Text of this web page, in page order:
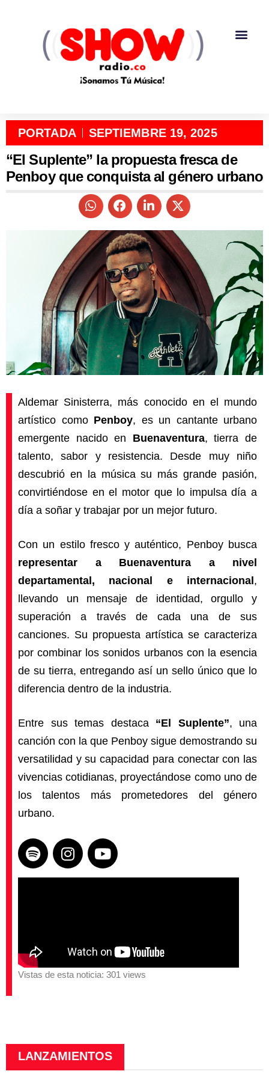
PORTADA SEPTIEMBRE 19, 2025
“El Suplente” la propuesta fresca de
Penboy que conquista al género urbano
Aldemar Sinisterra, más conocido en el mundo
artístico como Penboy, es un cantante urbano
emergente nacido en Buenaventura, tierra de
talento, sabor y resistencia. Desde muy niño
descubrió en la música su más grande pasión,
convirtiéndose en el motor que lo impulsa día a
día a soñar y trabajar por un mejor futuro.
Con un estilo fresco y auténtico, Penboy busca
representar a Buenaventura a nivel
departamental, nacional e internacional ,
llevando un mensaje de identidad, orgullo y
superación a través de cada una de sus
canciones. Su propuesta artística se caracteriza
por combinar los sonidos urbanos con la esencia
de su tierra, entregando así un sello único que lo
diferencia dentro de la industria.
Entre sus temas destaca “El Suplente”, una
canción con la que Penboy sigue demostrando su
versatilidad y su capacidad para conectar con las
vivencias cotidianas, proyectándose como uno de
los talentos más prometedores del género
urbano.
Vistas de esta noticia: 301 views
LANZAMIENTOS